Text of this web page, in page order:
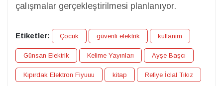
çalışmalar gerçekleştirilmesi planlanıyor.
Etiketler: Çocuk güvenli elektrik kullanım
Günsan Elektrik Kelime Yayınları Ayşe Başcı
Kıpırdak Elektron Fiyuuu kitap Refiye İclal Tıkız